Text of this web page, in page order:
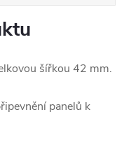
šířkou 42 mm.
panelů k